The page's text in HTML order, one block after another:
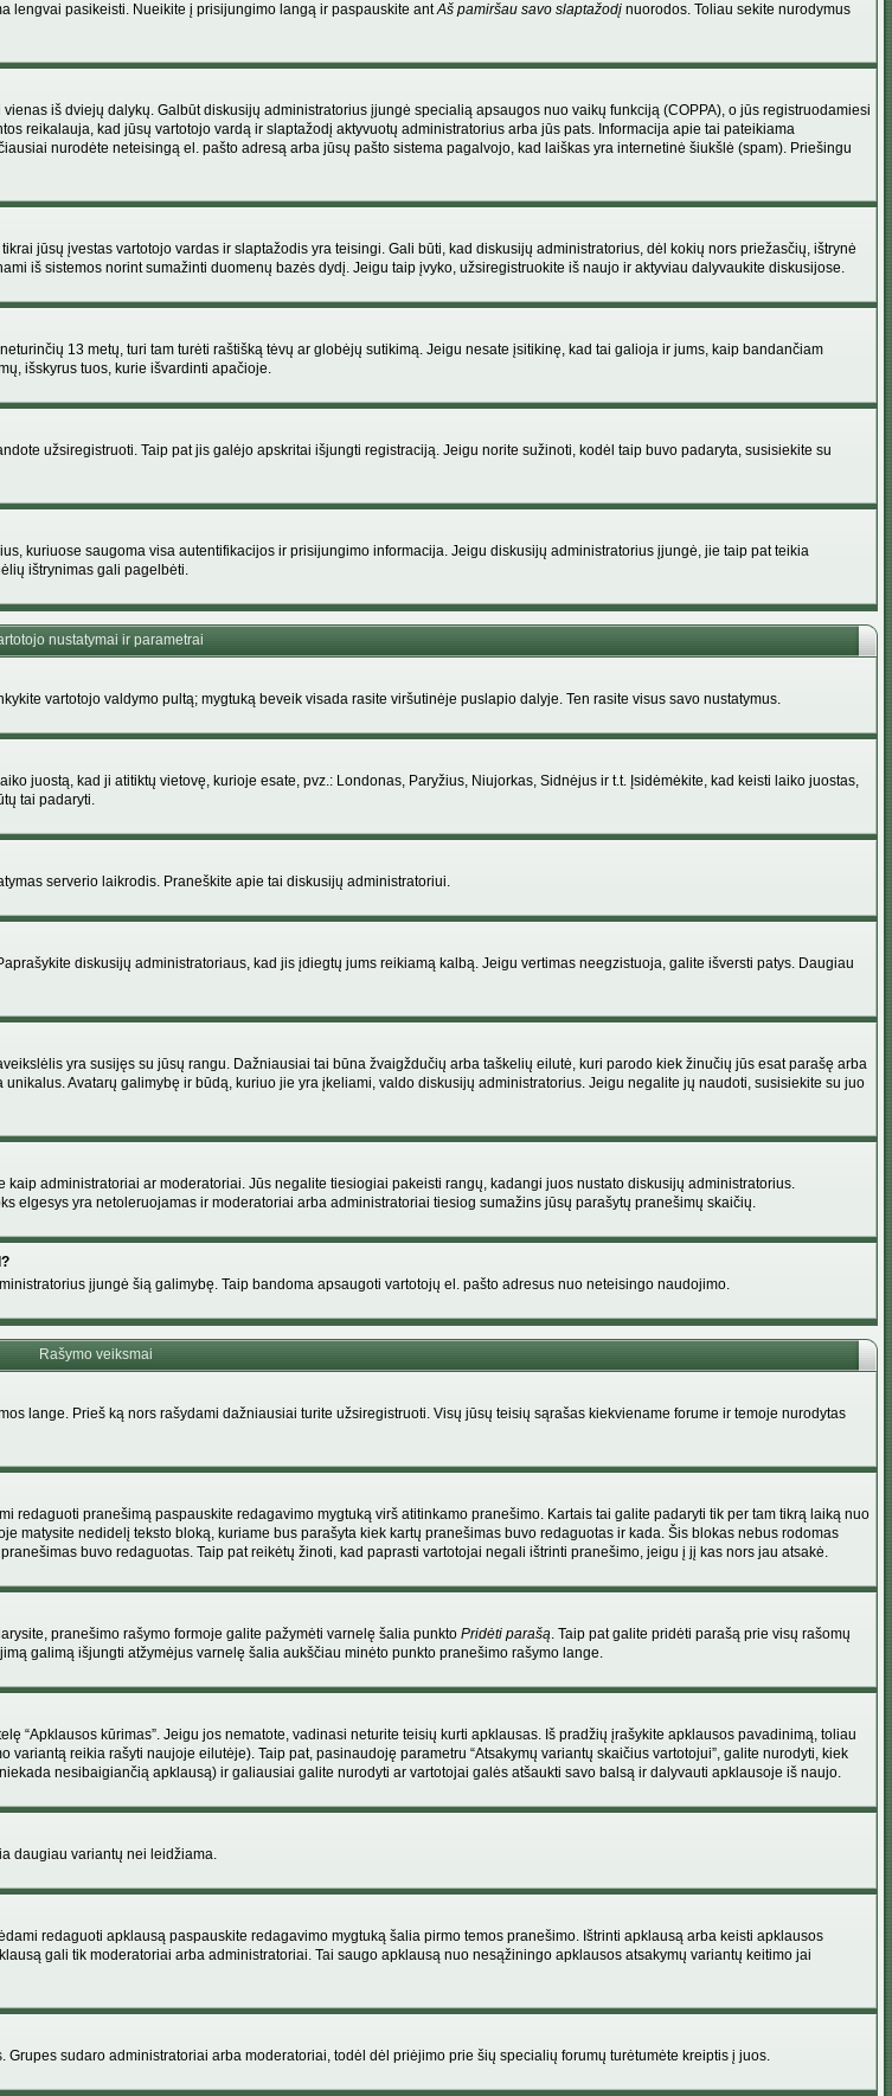
lengvai pasikeisti. Nueikite į prisijungimo langą ir paspauskite antAš pamiršau savo slaptažodį nuorodos. Toliau sekite nurodymus
iš dviejų dalykų. Galbūt diskusijų administratorius įjungė specialią apsaugos nuo vaikų funkciją (COPPA), o jūs registruodamiesi
reikalauja, kad jūsų vartotojo vardą ir slaptažodį aktyvuotų administratorius arba jūs pats. Informacija apie tai pateikiama
nurodėte neteisingą el. pašto adresą arba jūsų pašto sistema pagalvojo, kad laiškas yra internetinė šiukšlė (spam). Priešingu
jūsų įvestas vartotojo vardas ir slaptažodis yra teisingi. Gali būti, kad diskusijų administratorius, dėl kokių nors priežasčių, ištrynė
iš sistemos norint sumažinti duomenų bazės dydį. Jeigu taip įvyko, užsiregistruokite iš naujo ir aktyviau dalyvaukite diskusijose.
13 metų, turi tam turėti raštišką tėvų ar globėjų sutikimą. Jeigu nesate įsitikinę, kad tai galioja ir jums, kaip bandančiam
išskyrus tuos, kurie išvardinti apačioje.
užsiregistruoti. Taip pat jis galėjo apskritai išjungti registraciją. Jeigu norite sužinoti, kodėl taip buvo padaryta, susisiekite su
kuriuose saugoma visa autentifikacijos ir prisijungimo informacija. Jeigu diskusijų administratorius įjungė, jie taip pat teikia
ištrynimas gali pagelbėti.
nustatymai ir parametrai
vartotojo valdymo pultą; mygtuką beveik visada rasite viršutinėje puslapio dalyje. Ten rasite visus savo nustatymus.
juostą, kad ji atitiktų vietovę, kurioje esate, pvz.: Londonas, Paryžius, Niujorkas, Sidnėjus ir t.t. Įsidėmėkite, kad keisti laiko juostas,
tai padaryti.
serverio laikrodis. Praneškite apie tai diskusijų administratoriui.
diskusijų administratoriaus, kad jis įdiegtų jums reikiamą kalbą. Jeigu vertimas neegzistuoja, galite išversti patys. Daugiau
yra susijęs su jūsų rangu. Dažniausiai tai būna žvaigždučių arba taškelių eilutė, kuri parodo kiek žinučių jūs esat parašę arba
Avatarų galimybę ir būdą, kuriuo jie yra įkeliami, valdo diskusijų administratorius. Jeigu negalite jų naudoti, susisiekite su juo
administratoriai ar moderatoriai. Jūs negalite tiesiogiai pakeisti rangų, kadangi juos nustato diskusijų administratorius.
elgesys yra netoleruojamas ir moderatoriai arba administratoriai tiesiog sumažins jūsų parašytų pranešimų skaičių.
įjungė šią galimybę. Taip bandoma apsaugoti vartotojų el. pašto adresus nuo neteisingo naudojimo.
Rašymo veiksmai
lange. Prieš ką nors rašydami dažniausiai turite užsiregistruoti. Visų jūsų teisių sąrašas kiekviename forume ir temoje nurodytas
pranešimą paspauskite redagavimo mygtuką virš atitinkamo pranešimo. Kartais tai galite padaryti tik per tam tikrą laiką nuo
matysite nedidelį teksto bloką, kuriame bus parašyta kiek kartų pranešimas buvo redaguotas ir kada. Šis blokas nebus rodomas
buvo redaguotas. Taip pat reikėtų žinoti, kad paprasti vartotojai negali ištrinti pranešimo, jeigu į jį kas nors jau atsakė.
pranešimo rašymo formoje galite pažymėti varnelę šalia punkto Pridėti parašą. Taip pat galite pridėti parašą prie visų rašomų
galimą išjungti atžymėjus varnelę šalia aukščiau minėto punkto pranešimo rašymo lange.
“Apklausos kūrimas”. Jeigu jos nematote, vadinasi neturite teisių kurti apklausas. Iš pradžių įrašykite apklausos pavadinimą, toliau
reikia rašyti naujoje eilutėje). Taip pat, pasinaudoję parametru “Atsakymų variantų skaičius vartotojui”, galite nurodyti, kiek
nesibaigiančią apklausą) ir galiausiai galite nurodyti ar vartotojai galės atšaukti savo balsą ir dalyvauti apklausoje iš naujo.
daugiau variantų nei leidžiama.
redaguoti apklausą paspauskite redagavimo mygtuką šalia pirmo temos pranešimo. Ištrinti apklausą arba keisti apklausos
gali tik moderatoriai arba administratoriai. Tai saugo apklausą nuo nesąžiningo apklausos atsakymų variantų keitimo jai
sudaro administratoriai arba moderatoriai, todėl dėl priėjimo prie šių specialių forumų turėtumėte kreiptis į juos.